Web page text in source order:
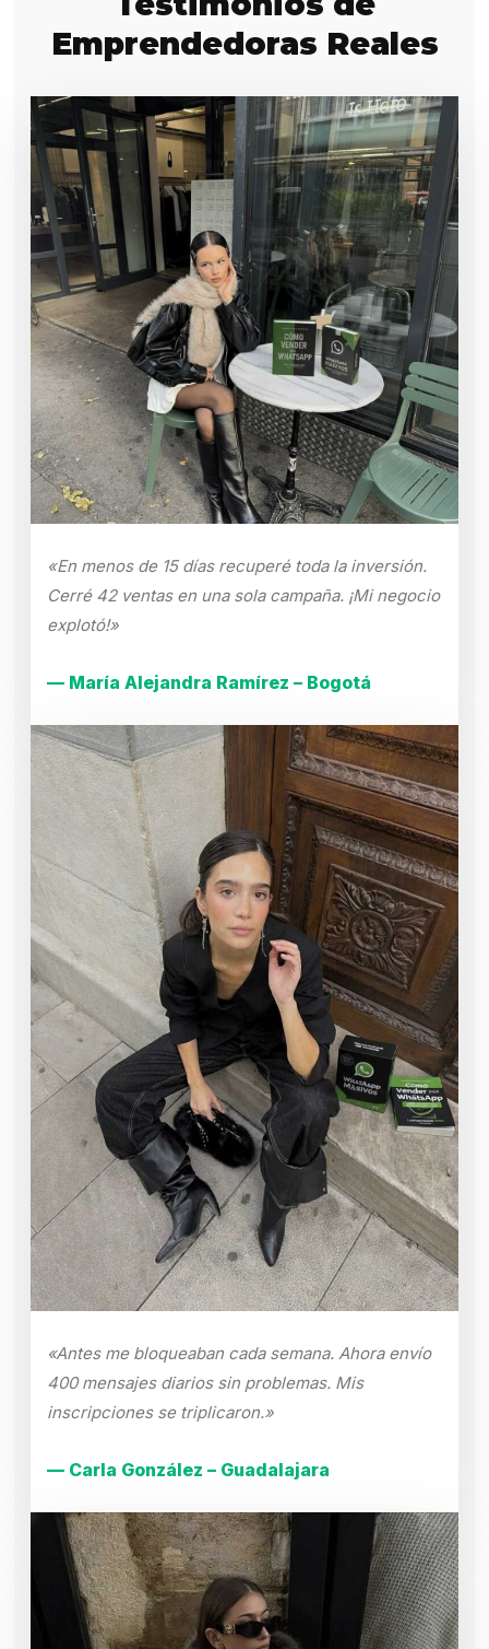
Emprendedoras Reales
«En menos de 15 días recuperé toda la inversión.
Cerré 42 ventas en una sola campaña. ¡Mi negocio
explotó!»
— María Alejandra Ramírez – Bogotá
«Antes me bloqueaban cada semana. Ahora envío
400 mensajes diarios sin problemas. Mis
inscripciones se triplicaron.»
— Carla González – Guadalajara